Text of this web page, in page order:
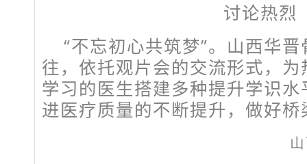
讨论热烈
“不忘初心共筑梦”。山西华
往，依托观片会的交流形式，
学习的医生搭建多种提升学识
进医疗质量的不断提升，做好